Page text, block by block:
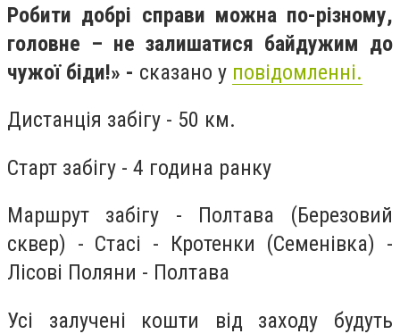
Робити добрі справи можна по-різному,
головне – не залишатися байдужим до
чужої біди!» - сказано у повідомленні.
Дистанція забігу - 50 км.
Старт забігу - 4 година ранку
Маршрут забігу - Полтава (Березовий
сквер) - Стасі - Кротенки (Семенівка) -
Лісові Поляни - Полтава
Усі залучені кошти від заходу будуть